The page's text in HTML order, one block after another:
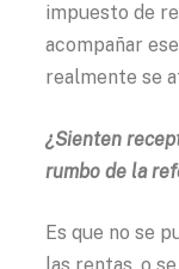
impuesto de
acompañar
realmente se
¿Sienten
rumbo de la
Es que no se